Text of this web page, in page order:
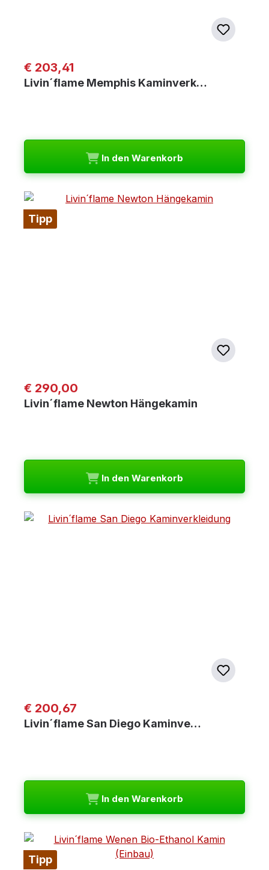
Regulärer Preis:
€ 203,41
Livin´flame Memphis Kaminverk…
In den Warenkorb
Tipp
Regulärer Preis:
€ 290,00
Livin´flame Newton Hängekamin
In den Warenkorb
Regulärer Preis:
€ 200,67
Livin´flame San Diego Kaminve…
In den Warenkorb
Tipp